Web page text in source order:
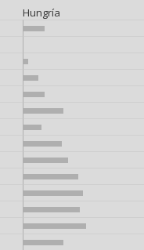
Hungría